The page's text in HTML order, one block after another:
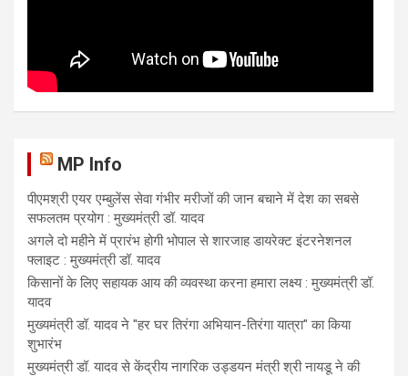
MP Info
पीएमश्री एयर एम्बुलेंस सेवा गंभीर मरीजों की जान बचाने में देश का सबसे
सफलतम प्रयोग : मुख्यमंत्री डॉ. यादव
अगले दो महीने में प्रारंभ होगी भोपाल से शारजाह डायरेक्ट इंटरनेशनल
फ्लाइट : मुख्यमंत्री डॉ. यादव
किसानों के लिए सहायक आय की व्यवस्था करना हमारा लक्ष्य : मुख्यमंत्री डॉ.
यादव
मुख्यमंत्री डॉ. यादव ने "हर घर तिरंगा अभियान-तिरंगा यात्रा" का किया
शुभारंभ
मुख्यमंत्री डॉ. यादव से केंद्रीय नागरिक उड्डयन मंत्री श्री नायडू ने की